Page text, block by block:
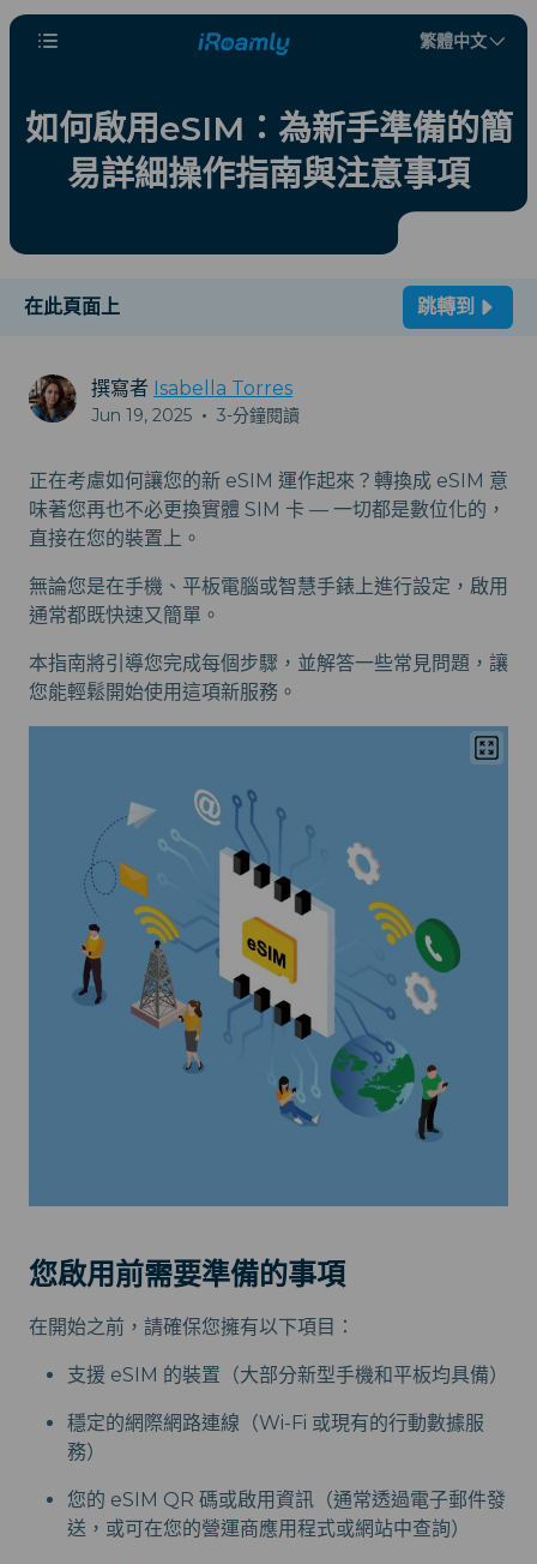
繁體中文
如何啟用eSIM：為新手準備的簡
易詳細操作指南與注意事項
在此頁面上 跳轉到
撰寫者 Isabella Torres
Jun 19, 2025 • 3-分鐘閱讀
正在考慮如何讓您的新 eSIM 運作起來？轉換成 eSIM 意
味著您再也不必更換實體 SIM 卡 — 一切都是數位化的，
直接在您的裝置上。
無論您是在手機、平板電腦或智慧手錶上進行設定，啟用
通常都既快速又簡單。
本指南將引導您完成每個步驟，並解答一些常見問題，讓
您能輕鬆開始使用這項新服務。
您啟用前需要準備的事項
在開始之前，請確保您擁有以下項目：
支援 eSIM 的裝置（大部分新型手機和平板均具備）
穩定的網際網路連線（Wi-Fi 或現有的行動數據服
務）
您的 eSIM QR 碼或啟用資訊（通常透過電子郵件發
送，或可在您的營運商應用程式或網站中查詢）